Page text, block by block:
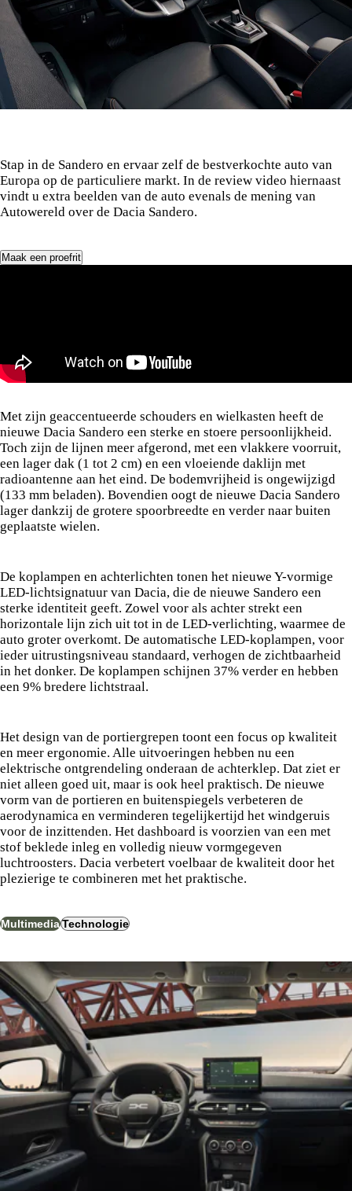
Stap in de Sandero en ervaar zelf de bestverkochte auto van
Europa op de particuliere markt. In de review video hiernaast
vindt u extra beelden van de auto evenals de mening van
Autowereld over de Dacia Sandero.
Maak een proefrit
Met zijn geaccentueerde schouders en wielkasten heeft de
nieuwe Dacia Sandero een sterke en stoere persoonlijkheid.
Toch zijn de lijnen meer afgerond, met een vlakkere voorruit,
een lager dak (1 tot 2 cm) en een vloeiende daklijn met
radioantenne aan het eind. De bodemvrijheid is ongewijzigd
(133 mm beladen). Bovendien oogt de nieuwe Dacia Sandero
lager dankzij de grotere spoorbreedte en verder naar buiten
geplaatste wielen.
De koplampen en achterlichten tonen het nieuwe Y-vormige
LED-lichtsignatuur van Dacia, die de nieuwe Sandero een
sterke identiteit geeft. Zowel voor als achter strekt een
horizontale lijn zich uit tot in de LED-verlichting, waarmee de
auto groter overkomt. De automatische LED-koplampen, voor
ieder uitrustingsniveau standaard, verhogen de zichtbaarheid
in het donker. De koplampen schijnen 37% verder en hebben
een 9% bredere lichtstraal.
Het design van de portiergrepen toont een focus op kwaliteit
en meer ergonomie. Alle uitvoeringen hebben nu een
elektrische ontgrendeling onderaan de achterklep. Dat ziet er
niet alleen goed uit, maar is ook heel praktisch. De nieuwe
vorm van de portieren en buitenspiegels verbeteren de
aerodynamica en verminderen tegelijkertijd het windgeruis
voor de inzittenden. Het dashboard is voorzien van een met
stof beklede inleg en volledig nieuw vormgegeven
luchtroosters. Dacia verbetert voelbaar de kwaliteit door het
plezierige te combineren met het praktische.
MultimediaTechnologie